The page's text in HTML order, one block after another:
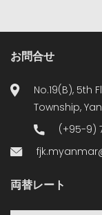
お問合せ
No.19(B), 5th
Township,
(+95-9)
両替レート